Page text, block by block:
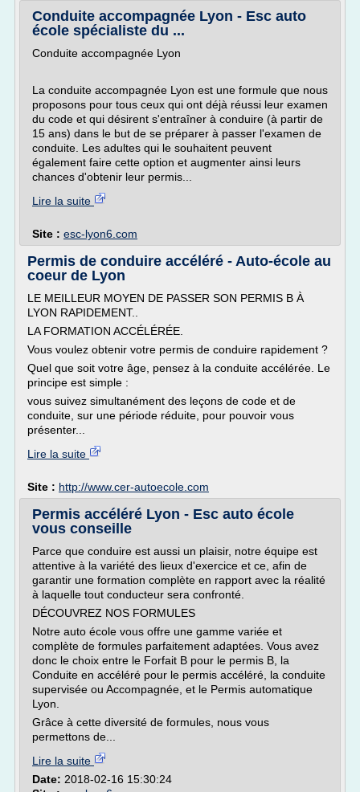
Conduite accompagnée Lyon - Esc auto
école spécialiste du ...
Conduite accompagnée Lyon
La conduite accompagnée Lyon est une formule que nous
proposons pour tous ceux qui ont déjà réussi leur examen
du code et qui désirent s'entraîner à conduire (à partir de
15 ans) dans le but de se préparer à passer l'examen de
conduite. Les adultes qui le souhaitent peuvent
également faire cette option et augmenter ainsi leurs
chances d'obtenir leur permis...
Lire la suite
Site : esc-lyon6.com
Permis de conduire accéléré - Auto-école au
coeur de Lyon
LE MEILLEUR MOYEN DE PASSER SON PERMIS B À
LYON RAPIDEMENT..
LA FORMATION ACCÉLÉRÉE.
Vous voulez obtenir votre permis de conduire rapidement ?
Quel que soit votre âge, pensez à la conduite accélérée. Le
principe est simple :
vous suivez simultanément des leçons de code et de
conduite, sur une période réduite, pour pouvoir vous
présenter...
Lire la suite
Site : http://www.cer-autoecole.com
Permis accéléré Lyon - Esc auto école
vous conseille
Parce que conduire est aussi un plaisir, notre équipe est
attentive à la variété des lieux d'exercice et ce, afin de
garantir une formation complète en rapport avec la réalité
à laquelle tout conducteur sera confronté.
DÉCOUVREZ NOS FORMULES
Notre auto école vous offre une gamme variée et
complète de formules parfaitement adaptées. Vous avez
donc le choix entre le Forfait B pour le permis B, la
Conduite en accéléré pour le permis accéléré, la conduite
supervisée ou Accompagnée, et le Permis automatique
Lyon.
Grâce à cette diversité de formules, nous vous
permettons de...
Lire la suite
Date: 2018-02-16 15:30:24